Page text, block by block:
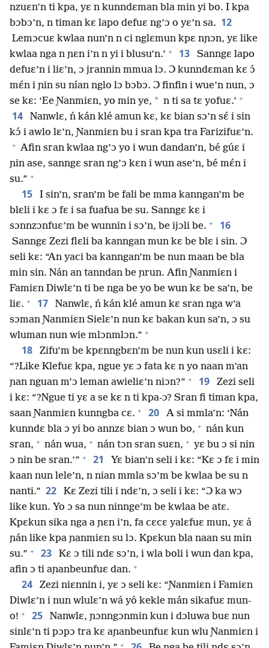
nzuɛn’n ti kpa, yɛ n kunndɛman bla min yi bo. I kpa
bɔbɔ’n, n timan kɛ lapo defuɛ ng’ɔ o yɛ’n sa. 12
Lemɔcuɛ kwlaa nun’n n ci nglɛmun kpɛ nɲɔn, yɛ like
kwlaa nga n ɲɛn i’n n yi i blusu’n.’ + 13
Sanngɛ lapo
defuɛ’n i liɛ’n, ɔ jrannin mmua lɔ. Ɔ kunndɛman kɛ ɔ́
mɛ́n i ɲin su nían nglo lɔ bɔbɔ. Ɔ finfin i wue’n nun, ɔ
se kɛ: ‘Ee Ɲanmiɛn, yo min ye, * n ti sa tɛ yofuɛ.’ +
14
Nanwlɛ, ń kán klé amun kɛ, kɛ bian sɔ’n sɛ́ i sin
kɔ́ i awlo lɛ’n, Ɲanmiɛn bu i sran kpa tra Farizifuɛ’n.
+ Afin sran kwlaa ng’ɔ yo i wun dandan’n, bé gúɛ i
ɲin ase, sanngɛ sran ng’ɔ kɛn i wun ase’n, bé mɛ́n i
su.” +
15
I sin’n, sran’m be fali be mma kanngan’m be
blɛli i kɛ ɔ fɛ i sa fuafua be su. Sanngɛ kɛ i
sɔnnzɔnfuɛ’m be wunnin i sɔ’n, be ijɔli be. + 16
Sanngɛ Zezi flɛli ba kanngan mun kɛ be blɛ i sin. Ɔ
seli kɛ: “An yaci ba kanngan’m be nun maan be bla
min sin. Nán an tanndan be ɲrun. Afin Ɲanmiɛn i
Famiɛn Diwlɛ’n ti be nga be yo be wun kɛ be sa’n, be
liɛ. + 17
Nanwlɛ, ń kán klé amun kɛ sran nga w’a
sɔman Ɲanmiɛn Sielɛ’n nun kɛ bakan kun sa’n, ɔ su
wluman nun wie mlɔnmlɔn.” +
18
Zifu’m be kpɛnngbɛn’m be nun kun usɛli i kɛ:
“?Like Klefuɛ kpa, ngue yɛ ɔ fata kɛ n yo naan m’an
ɲan nguan m’ɔ leman awieliɛ’n niɔn?” + 19
Zezi seli
i kɛ: “?Ngue ti yɛ a se kɛ n ti kpa-ɔ? Sran fi timan kpa,
saan Ɲanmiɛn kunngba cɛ. + 20
A si mmla’n: ‘Nán
kunndɛ bla ɔ yi bo annzɛ bian ɔ wun bo, + nán kun
sran, + nán wua, + nán tɔn sran suɛn, + yɛ bu ɔ si nin
ɔ nin be sran.’” + 21
Yɛ bian’n seli i kɛ: “Kɛ ɔ fɛ i min
kaan nun lele’n, n nian mmla sɔ’m be kwlaa be su n
nanti.” 22
Kɛ Zezi tili i ndɛ’n, ɔ seli i kɛ: “Ɔ ka wɔ
like kun. Yo ɔ sa nun ninnge’m be kwlaa be atɛ.
Kpɛkun sika nga a ɲɛn i’n, fa cɛcɛ yalɛfuɛ mun, yɛ á
ɲán like kpa ɲanmiɛn su lɔ. Kpɛkun bla naan su min
su.” + 23
Kɛ ɔ tili ndɛ sɔ’n, i wla boli i wun dan kpa,
afin ɔ ti aɲanbeunfuɛ dan. +
24
Zezi niɛnnin i, yɛ ɔ seli kɛ: “Ɲanmiɛn i Famiɛn
Diwlɛ’n i nun wlulɛ’n wá yó kekle mán sikafuɛ mun-
o! + 25
Nanwlɛ, ɲɔnngɔnmin kun i dɔluwa buɛ nun
sinlɛ’n ti pɔpɔ tra kɛ aɲanbeunfuɛ kun wlu Ɲanmiɛn i
+